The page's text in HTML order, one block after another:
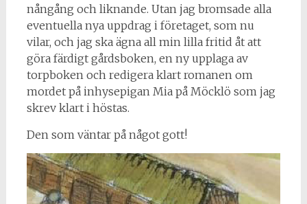
nångång och liknande. Utan jag bromsade alla
eventuella nya uppdrag i företaget, som nu
vilar, och jag ska ägna all min lilla fritid åt att
göra färdigt gårdsboken, en ny upplaga av
torpboken och redigera klart romanen om
mordet på inhysepigan Mia på Möcklö som jag
skrev klart i höstas.
Den som väntar på något gott!